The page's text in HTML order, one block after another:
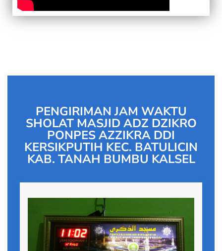
PENGIRIMAN JAM WAKTU
SHOLAT MASJID ADZ DZIKRO
PONPES AZZIKRA DDI
KERSIKPUTIH KEC. BATULICIN
KAB. TANAH BUMBU KALSEL